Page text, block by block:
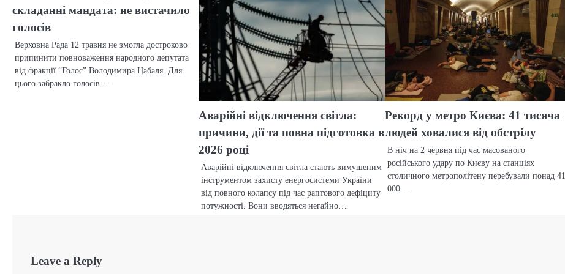
складанні мандата: не вистачило
голосів
Верховна Рада 12 травня не змогла достроково
припинити повноваження народного депутата
від фракції “Голос” Володимира Цабаля. Для
цього забракло голосів.…
Аварійні відключення світла:
причини, дії та повна підготовка в
2026 році
Аварійні відключення світла стають вимушеним
інструментом захисту енергосистеми України
від повного колапсу під час раптового дефіциту
потужності. Вони вводяться негайно…
Рекорд у метро Києва: 41 тисяча
людей ховалися від обстрілу
В ніч на 2 червня під час масованого
російського удару по Києву на станціях
столичного метрополітену перебували понад 41
000…
Leave a Reply